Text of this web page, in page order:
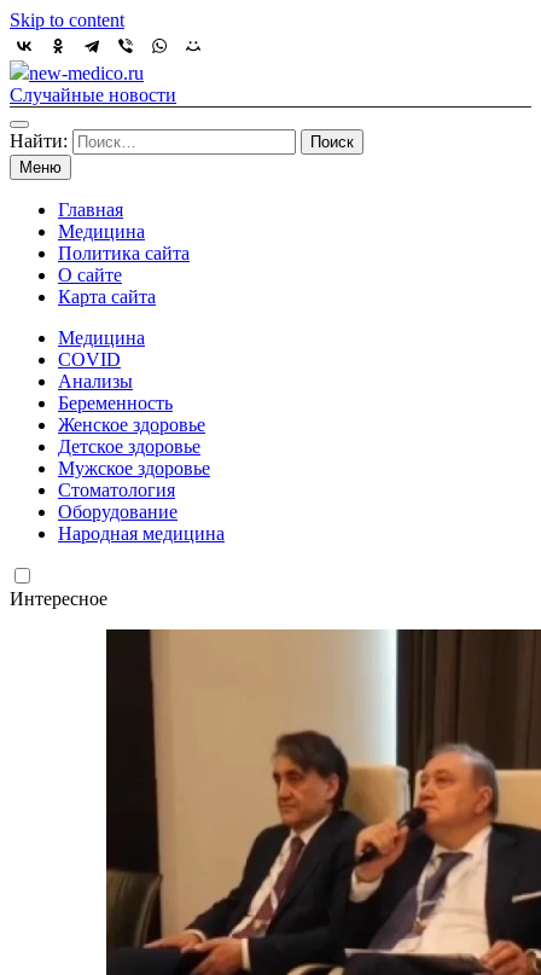
Skip to content
new-medico.ru
Случайные новости
Найти:
Меню
Главная
Медицина
Политика сайта
О сайте
Карта сайта
Медицина
COVID
Анализы
Беременность
Женское здоровье
Детское здоровье
Мужское здоровье
Стоматология
Оборудование
Народная медицина
Интересное